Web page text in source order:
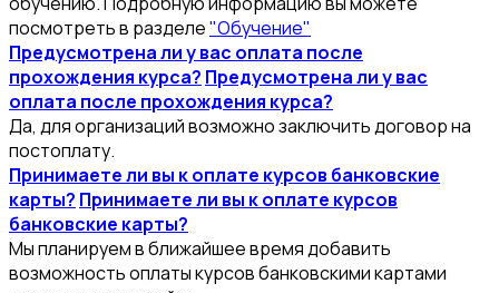
посмотреть в разделе"Обучение"
Предусмотрена ли у вас оплата после
прохождения курса? Предусмотрена ли у вас
оплата после прохождения курса?
Да, для организаций возможно заключить договор на
постоплату.
Принимаете ли вы к оплате курсов банковские
карты? Принимаете ли вы к оплате курсов
банковские карты?
Мы планируем в ближайшее время добавить
возможность оплаты курсов банковскими картами